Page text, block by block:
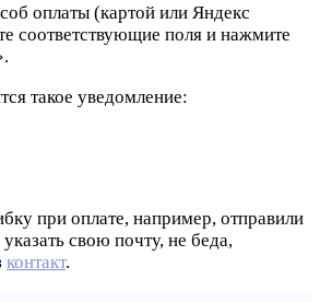
оплаты (картой или Яндекс
соответствующие поля и нажмите
такое уведомление:
при оплате, например, отправили
свою почту, не беда,
контакт.